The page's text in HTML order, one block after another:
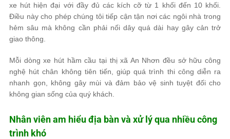
xe hút hiện đại với đầy đủ các kích cỡ từ 1 khối đến 10 khối.
Điều này cho phép chúng tôi tiếp cận tận nơi các ngôi nhà trong
hẻm sâu mà không cần phải nối dây quá dài hay gây cản trở
giao thông.
Mỗi dòng xe hút hầm cầu tại thị xã An Nhơn đều sở hữu công
nghệ hút chân không tiên tiến, giúp quá trình thi công diễn ra
nhanh gọn, không gây mùi và đảm bảo vệ sinh tuyệt đối cho
không gian sống của quý khách.
Nhân viên am hiểu địa bàn và xử lý qua nhiều công
trình khó